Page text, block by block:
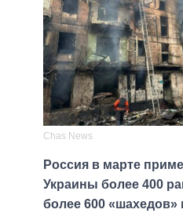
Сhas News
Россия в марте
Украины более 400
более 600 «шахедов»